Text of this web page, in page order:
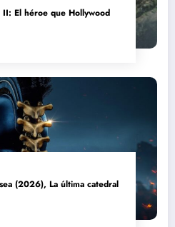
II: El héroe que Hollywood
(2026), La última catedral